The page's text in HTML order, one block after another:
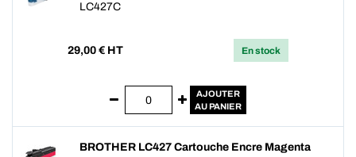
LC427C
29,00 € HT En stock
AJOUTER
AU PANIER
BROTHER LC427 Cartouche Encre Magenta